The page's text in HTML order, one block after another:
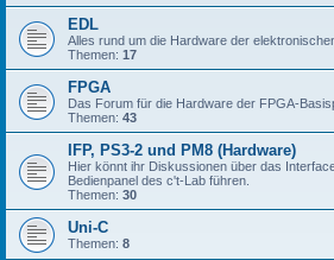
EDL
Alles rund um die Hardware der
Themen: 17
FPGA
Das Forum für die Hardware der FPGA-
Themen: 43
IFP, PS3-2 und PM8 (Hardware)
Hier könnt ihr Diskussionen über das
Bedienpanel des c't-Lab führen.
Themen: 30
Uni-C
Themen: 8